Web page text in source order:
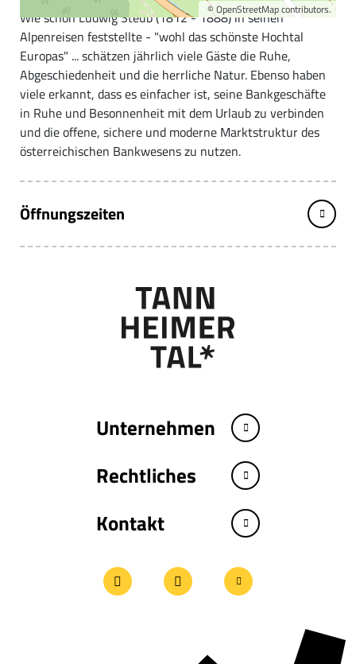
©OpenStreetMapcontributors.
Wie schon Ludwig Steub (1812 - 1888) in seinen
Alpenreisen feststellte - "wohl das schönste Hochtal
Europas" ... schätzen jährlich viele Gäste die Ruhe,
Abgeschiedenheit und die herrliche Natur. Ebenso haben
viele erkannt, dass es einfacher ist, seine Bankgeschäfte
in Ruhe und Besonnenheit mit dem Urlaub zu verbinden
und die offene, sichere und moderne Marktstruktur des
österreichischen Bankwesens zu nutzen.
Öffnungszeiten
Unternehmen
Rechtliches
Kontakt